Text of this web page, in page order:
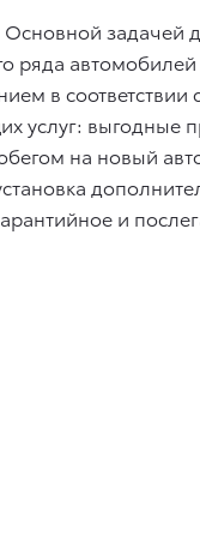
Основной задачей
ряда автомобилей
в соответствии
услуг: выгодные
на новый
и